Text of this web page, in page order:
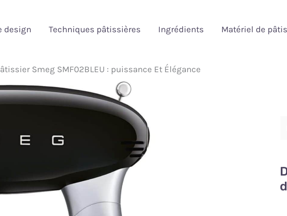
design Techniques pâtissières Ingrédients Matériel de
Smeg SMF02BLEU : puissance Et Élégance